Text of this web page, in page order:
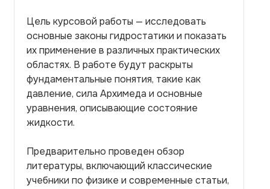
Цель курсовой работы — исследовать
основные законы гидростатики и показать
их применение в различных практических
областях. В работе будут раскрыты
фундаментальные понятия, такие как
давление, сила Архимеда и основные
уравнения, описывающие состояние
жидкости.
Предварительно проведен обзор
литературы, включающий классические
учебники по физике и современные статьи,